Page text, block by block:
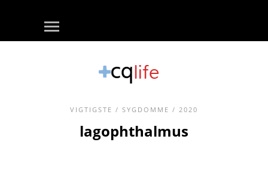
VIGTIGSTE / SYGDOMME / 2020
lagophthalmus